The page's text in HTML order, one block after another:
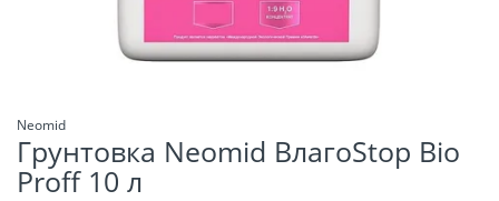
Neomid
Грунтовка Neomid ВлагоStop Bio
Proff 10 л